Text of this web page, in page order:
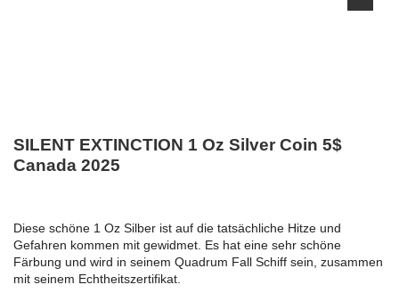
SILENT EXTINCTION 1 Oz Silver Coin 5$
Canada 2025
Diese schöne 1 Oz Silber ist auf die tatsächliche Hitze und
Gefahren kommen mit gewidmet. Es hat eine sehr schöne
Färbung und wird in seinem Quadrum Fall Schiff sein, zusammen
mit seinem Echtheitszertifikat.